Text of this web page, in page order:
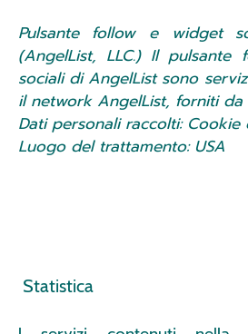
Pulsante follow e widget
(AngelList, LLC.) Il
sociali di AngelList sono
il network AngelList, forniti da
Dati personali raccolti: Cookie
Luogo del trattamento: USA
Statistica